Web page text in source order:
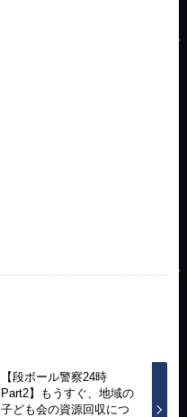
【段ボール警察24時
Part2】もうすぐ、地域の
子ども会の資源回収につ